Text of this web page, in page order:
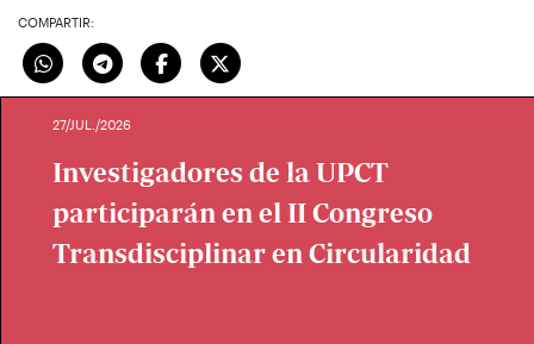
COMPARTIR:
27/JUL./2026
Investigadores de la UPCT
participarán en el II Congreso
Transdisciplinar en Circularidad